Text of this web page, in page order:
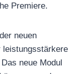
Premiere.
neuen
leistungsstärkere
neue Modul